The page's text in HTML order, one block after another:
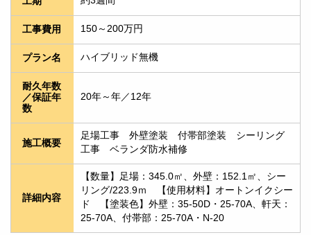
工事費用 150～200万円
プラン名 ハイブリッド無機
耐久年数
／保証年
数
20年～年／12年
施工概要
足場工事　外壁塗装　付帯部塗装　シーリング
工事　ベランダ防水補修
詳細内容
【数量】足場：345.0㎡、外壁：152.1㎡、シー
リング/223.9ｍ　【使用材料】オートンイクシー
ド　【塗装色】外壁：35-50D・25-70A、軒天：
25-70A、付帯部：25-70A・N-20